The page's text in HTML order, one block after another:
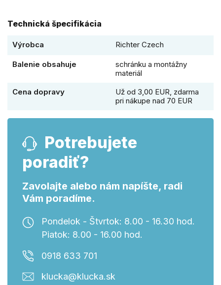
Technická špecifikácia
Výrobca Richter Czech
Balenie obsahuje
schránku a montážny
materiál
Cena dopravy
Už od 3,00 EUR, zdarma
pri nákupe nad 70 EUR
Potrebujete
poradiť?
Zavolajte alebo nám napíšte, radi
Vám poradíme.
Pondelok - Štvrtok: 8.00 - 16.30 hod.
Piatok: 8.00 - 16.00 hod.
0918 633 701
klucka@klucka.sk